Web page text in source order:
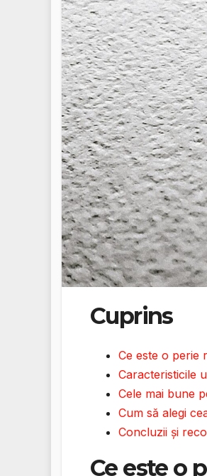
Cuprins
Ce este o perie
Caracteristicile
Cele mai bune
Cum să alegi
Concluzii și
Ce este o